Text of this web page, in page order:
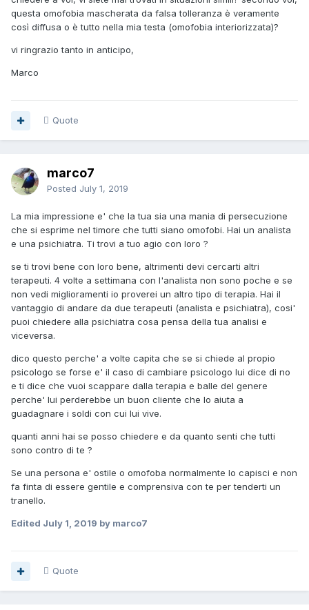
questa omofobia mascherata da falsa tolleranza è veramente
così diffusa o è tutto nella mia testa (omofobia interiorizzata)?
vi ringrazio tanto in anticipo,
Marco
Quote
marco7
Posted July 1, 2019
La mia impressione e' che la tua sia una mania di persecuzione
che si esprime nel timore che tutti siano omofobi. Hai un analista
e una psichiatra. Ti trovi a tuo agio con loro ?
se ti trovi bene con loro bene, altrimenti devi cercarti altri
terapeuti. 4 volte a settimana con l'analista non sono poche e se
non vedi miglioramenti io proverei un altro tipo di terapia. Hai il
vantaggio di andare da due terapeuti (analista e psichiatra), cosi'
puoi chiedere alla psichiatra cosa pensa della tua analisi e
viceversa.
dico questo perche' a volte capita che se si chiede al propio
psicologo se forse e' il caso di cambiare psicologo lui dice di no
e ti dice che vuoi scappare dalla terapia e balle del genere
perche' lui perderebbe un buon cliente che lo aiuta a
guadagnare i soldi con cui lui vive.
quanti anni hai se posso chiedere e da quanto senti che tutti
sono contro di te ?
Se una persona e' ostile o omofoba normalmente lo capisci e non
fa finta di essere gentile e comprensiva con te per tenderti un
tranello.
Edited July 1, 2019 by marco7
Quote